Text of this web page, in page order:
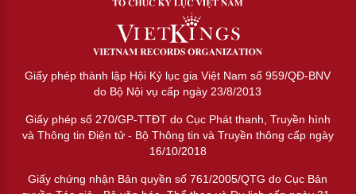
Giấy phép thành lập Hội Kỷ lục gia Việt Nam số 959/QĐ-BNV
do Bộ Nội vụ cấp ngày 23/8/2013
Giấy phép số 270/GP-TTĐT do Cục Phát thanh, Truyền hình
và Thông tin Điện tử - Bộ Thông tin và Truyền thông cấp ngày
16/10/2018
Giấy chứng nhận Bản quyền số 761/2005/QTG do Cục Bản